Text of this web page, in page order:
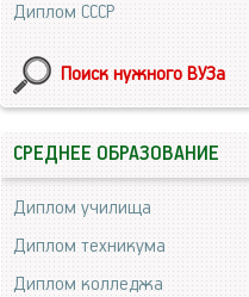
Диплом СССР
Поиск нужного ВУЗа
СРЕДНЕЕ ОБРАЗОВАНИЕ
Диплом училища
Диплом техникума
Диплом колледжа